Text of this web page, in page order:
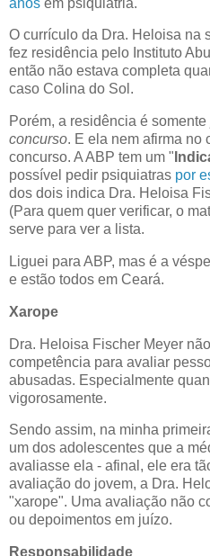
O currículo da Dra. Heloisa na
fez residência pelo Instituto
então não estava completa
caso Colina do Sol.
Porém, a residência é somente
concurso. E ela nem afirma no
concurso. A ABP tem um "
possível pedir psiquiatras por
dos dois indica Dra. Heloisa
(Para quem quer verificar, o
serve para ver a lista.
Liguei para ABP, mas é a
e estão todos em Ceará.
Xarope
Dra. Heloisa Fischer Meyer
competência para avaliar
abusadas. Especialmente
vigorosamente.
Sendo assim, na minha
um dos adolescentes que a
avaliasse ela - afinal, ele era
avaliação do jovem, a Dra.
"xarope". Uma avaliação não
ou depoimentos em juízo.
Responsabilidade